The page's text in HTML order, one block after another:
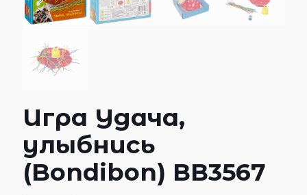
Игра Удача,
улыбнись
(Bondibon) ВВ3567